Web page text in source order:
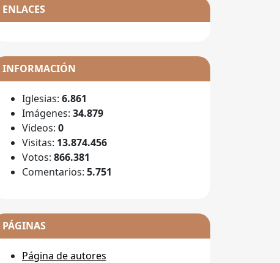
ENLACES
INFORMACIÓN
Iglesias: 6.861
Imágenes: 34.879
Videos: 0
Visitas: 13.874.456
Votos: 866.381
Comentarios: 5.751
PÁGINAS
Página de autores